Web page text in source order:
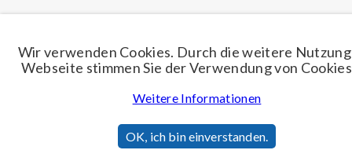
Wir verwenden Cookies. Durch die weitere
Webseite stimmen Sie der Verwendung von
Weitere Informationen
OK, ich bin einverstanden.